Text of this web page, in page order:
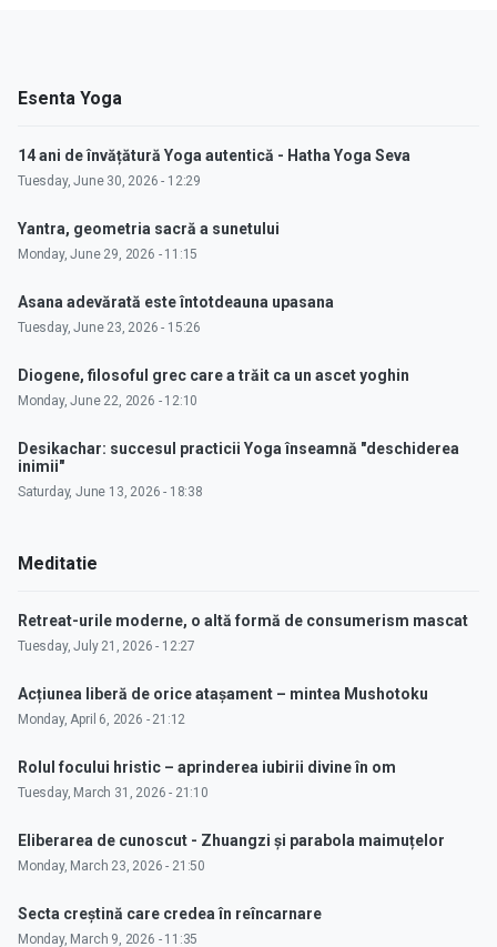
Esenta Yoga
14 ani de învățătură Yoga autentică - Hatha Yoga Seva
Tuesday, June 30, 2026 - 12:29
Yantra, geometria sacră a sunetului
Monday, June 29, 2026 - 11:15
Asana adevărată este întotdeauna upasana
Tuesday, June 23, 2026 - 15:26
Diogene, filosoful grec care a trăit ca un ascet yoghin
Monday, June 22, 2026 - 12:10
Desikachar: succesul practicii Yoga înseamnă "deschiderea
inimii"
Saturday, June 13, 2026 - 18:38
Meditatie
Retreat-urile moderne, o altă formă de consumerism mascat
Tuesday, July 21, 2026 - 12:27
Acțiunea liberă de orice atașament – mintea Mushotoku
Monday, April 6, 2026 - 21:12
Rolul focului hristic – aprinderea iubirii divine în om
Tuesday, March 31, 2026 - 21:10
Eliberarea de cunoscut - Zhuangzi și parabola maimuțelor
Monday, March 23, 2026 - 21:50
Secta creștină care credea în reîncarnare
Monday, March 9, 2026 - 11:35